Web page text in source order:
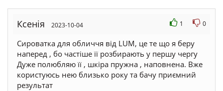
Ксенія 2023-10-04 1 0
Сироватка для обличчя від LUM, це те що я беру
наперед , бо частіше її розбирають у першу чергу
Дуже полюбляю її , шкіра пружна , наповнена. Вже
користуюсь нею близько року та бачу приємний
результат